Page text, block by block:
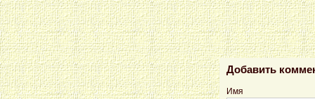
Добавить
Имя